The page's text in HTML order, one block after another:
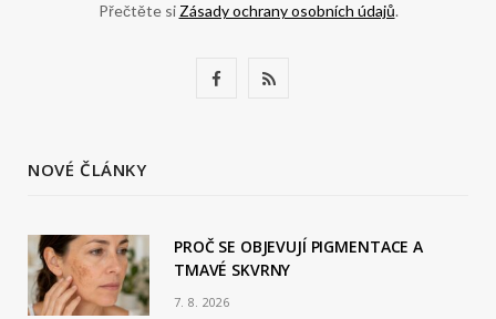
Přečtěte si Zásady ochrany osobních údajů.
b
o
R
NOVÉ ČLÁNKY
PROČ SE OBJEVUJÍ PIGMENTACE A
TMAVÉ SKVRNY
7. 8. 2026